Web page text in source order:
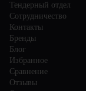
Тендерный отдел
Сотрудничество
Контакты
Бренды
Блог
Избранное
Сравнение
Отзывы